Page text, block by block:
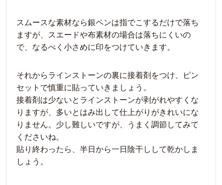
スムースな素材なら銀ペンは指でこするだけで落ち
ますが、スエードや布素材の場合は落ちにくいの
で、なるべく小さめに印をつけていきます。
それからラインストーンの裏に接着剤をつけ、ピン
セットで慎重に貼っていきましょう。
接着剤は少ないとラインストーンが剥がれやすくな
りますが、多いとはみ出して仕上がりがきれいにな
りません。少し難しいですが、うまく調節してみて
くださいね。
貼り終わったら、半日から一日陰干しして乾かしま
しょう。